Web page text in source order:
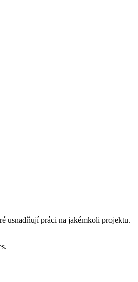
usnadňují práci na jakémkoli projektu.